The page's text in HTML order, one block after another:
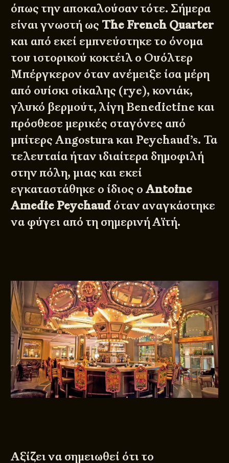
όπως την αποκαλούσαν τότε. Σήμερα
είναι γνωστή ως The French Quarter
και από εκεί εμπνεύστηκε το όνομα
του ιστορικού κοκτέιλ ο Ουόλτερ
Μπέργκερον όταν ανέμειξε ίσα μέρη
από ουίσκι σίκαλης (rye), κονιάκ,
γλυκό βερμούτ, λίγη Benedictine και
πρόσθεσε μερικές σταγόνες από
μπίτερς Angostura και Peychaud’s. Τα
τελευταία ήταν ιδιαίτερα δημοφιλή
στην πόλη, μιας και εκεί
εγκαταστάθηκε ο ίδιος οAntoine
Amedie Peychaud όταν αναγκάστηκε
να φύγει από τη σημερινή Αϊτή.
Αξίζει να σημειωθεί ότι το